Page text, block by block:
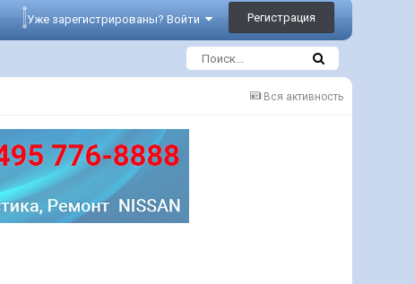
Уже зарегистрированы? Войти Регистрация
Вся активность